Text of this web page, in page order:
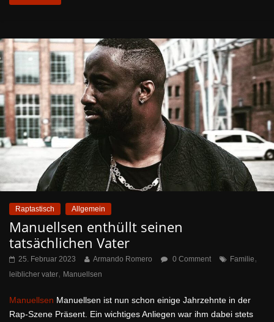
Raptastisch Allgemein
Manuellsen enthüllt seinen
tatsächlichen Vater
25. Februar 2023 Armando Romero 0 Comment Familie,
leiblicher vater, Manuellsen
Manuellsen Manuellsen ist nun schon einige Jahrzehnte in der
Rap-Szene Präsent. Ein wichtiges Anliegen war ihm dabei stets